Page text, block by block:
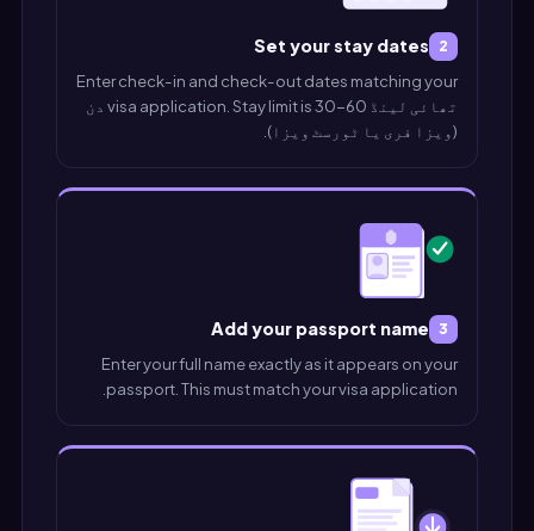
2
Set your stay dates
Enter check-in and check-out dates matching your
تھائی لینڈ visa application. Stay limit is 30-60 دن
(ویزا فری یا ٹورسٹ ویزا).
3
Add your passport name
Enter your full name exactly as it appears on your
passport. This must match your visa application.